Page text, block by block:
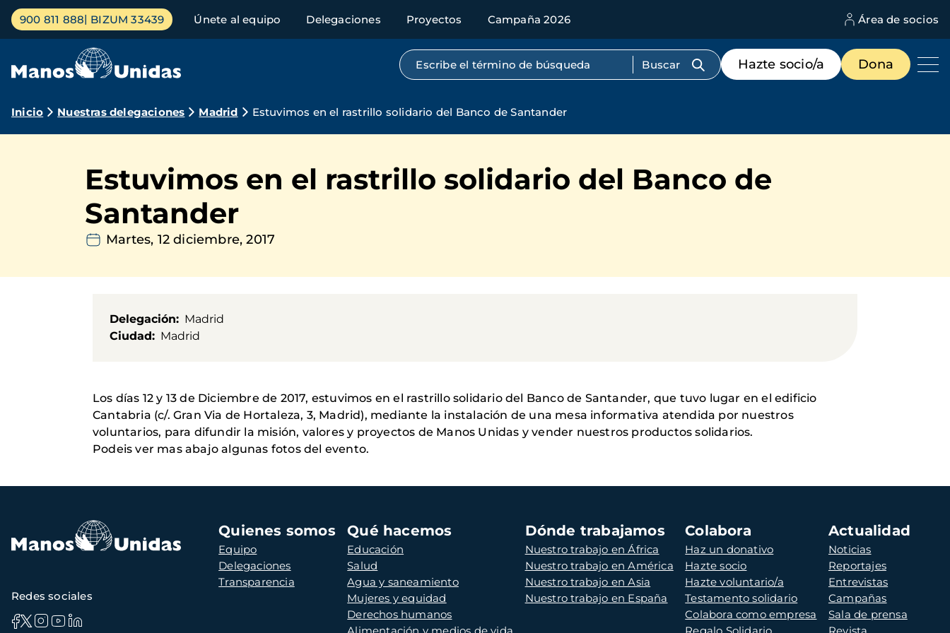
Pasar
contenido
Menú
principal
900 811 888 BIZUM 33439 Únete al equipo Delegaciones Proyectos Campaña 2026 Área de socios
Búsqueda por texto completo
Menú
de
destacados
Hazte socio/a Dona
Ruta
navegación
Inicio Nuestras delegaciones Madrid Estuvimos en el rastrillo solidario del Banco de Santander
Estuvimos en el rastrillo solidario del Banco de
Santander
Martes, 12 diciembre, 2017
Delegación
Madrid
Ciudad
Madrid
Los días 12 y 13 de Diciembre de 2017, estuvimos en el rastrillo solidario del Banco de Santander, que tuvo lugar en el edificio
Cantabria (c/. Gran Via de Hortaleza, 3, Madrid), mediante la instalación de una mesa informativa atendida por nuestros
voluntarios, para difundir la misión, valores y proyectos de Manos Unidas y vender nuestros productos solidarios.
Podeis ver mas abajo algunas fotos del evento.
Navegación
principal
Quienes somos
Equipo
Delegaciones
Transparencia
Qué hacemos
Educación
Salud
Agua y saneamiento
Mujeres y equidad
Derechos humanos
Dónde trabajamos
Nuestro trabajo en África
Nuestro trabajo en América
Nuestro trabajo en Asia
Nuestro trabajo en España
Colabora
Haz un donativo
Hazte socio
Hazte voluntario/a
Testamento solidario
Colabora como empresa
Actualidad
Noticias
Reportajes
Entrevistas
Campañas
Sala de prensa
Redes sociales